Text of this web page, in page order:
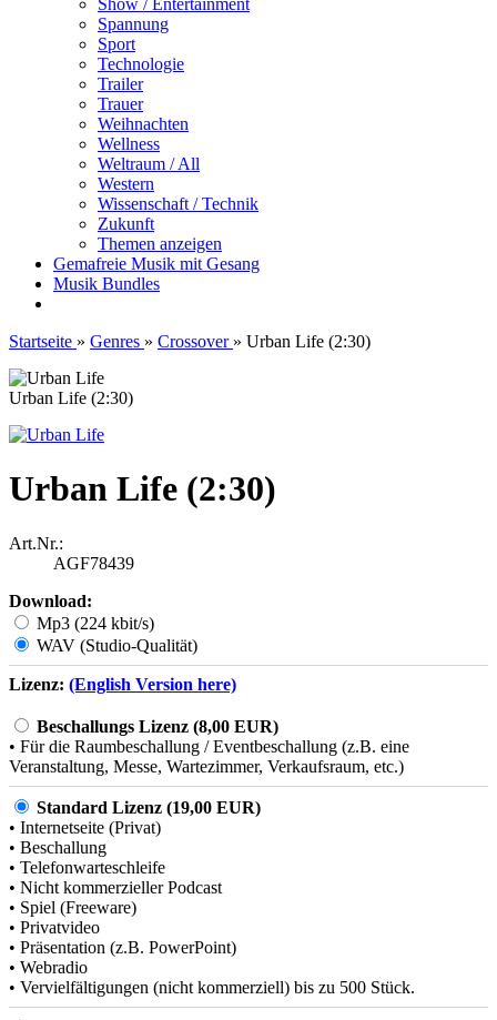
Show / Entertainment
Spannung
Sport
Technologie
Trailer
Trauer
Weihnachten
Wellness
Weltraum / All
Western
Wissenschaft / Technik
Zukunft
Themen anzeigen
Gemafreie Musik mit Gesang
Musik Bundles
Startseite » Genres » Crossover » Urban Life (2:30)
Urban Life (2:30)
Urban Life (2:30)
Art.Nr.:
AGF78439
Download:
Mp3 (224 kbit/s)
WAV (Studio-Qualität)
Lizenz: (English Version here)
Beschallungs Lizenz (8,00 EUR)
• Für die Raumbeschallung / Eventbeschallung (z.B. eine
Veranstaltung, Messe, Wartezimmer, Verkaufsraum, etc.)
Standard Lizenz (19,00 EUR)
• Internetseite (Privat)
• Beschallung
• Telefonwarteschleife
• Nicht kommerzieller Podcast
• Spiel (Freeware)
• Privatvideo
• Präsentation (z.B. PowerPoint)
• Webradio
• Vervielfältigungen (nicht kommerziell) bis zu 500 Stück.